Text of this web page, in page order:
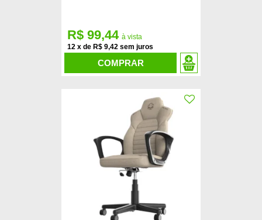
12 x de R$ 9,42
R$ 99,44
COMPRAR